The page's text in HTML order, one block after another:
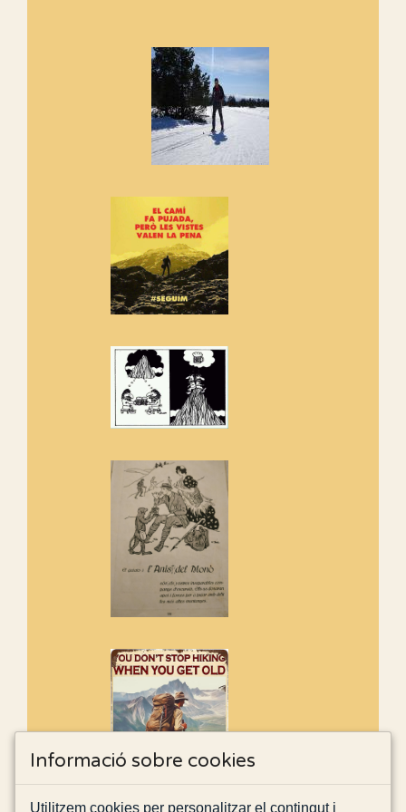
Si no podem caminar, alguna
cosa hem de fer...
Els Centpeus signen el
Manifest a favor dels Camins
adhereix-te al manifest!
Rebem un diploma dels
Amics de Sant Aniol d'Aguja
Els Centpeus estem implicats
amb la recuperació del refugi i
Informació sobre cookies
Utilitzem cookies per personalitzar el contingut i